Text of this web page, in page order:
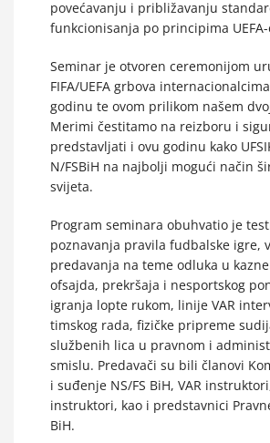
povećavanju i približavanju
funkcionisanja po principima UEFA-
Seminar je otvoren ceremonijom
FIFA/UEFA grbova
godinu te ovom prilikom našem
Merimi čestitamo na reizboru i
predstavljati i ovu godinu kako
N/FSBiH na najbolji mogući način
svijeta.
Program seminara obuhvatio je
poznavanja pravila fudbalske igre,
predavanja na teme odluka u
ofsajda, prekršaja i nesportskog
igranja lopte rukom, linije VAR
timskog rada, fizičke pripreme
službenih lica u pravnom i
smislu. Predavači su bili članovi
i suđenje NS/FS BiH, VAR
instruktori, kao i predstavnici
BiH.